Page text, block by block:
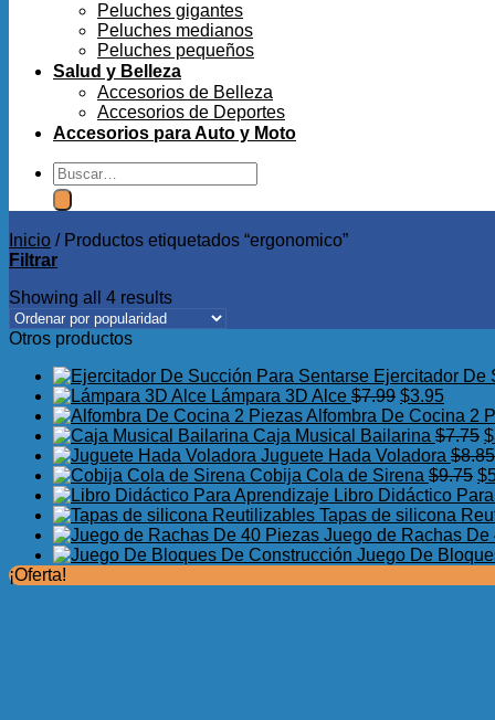
Peluches gigantes
Peluches medianos
Peluches pequeños
Salud y Belleza
Accesorios de Belleza
Accesorios de Deportes
Accesorios para Auto y Moto
Buscar
por:
Inicio /Productos etiquetados “ergonomico”
Filtrar
Showing all 4 results
Otros productos
Ejercitador De
Lámpara 3D Alce $7.99 El
precio
original
era:
$7.99.
$3.95El
precio
actual
es:
$3.95.
Alfombra De Cocina 2
Caja Musical Bailarina $7.75 $
Juguete Hada Voladora $8.85
Cobija Cola de Sirena $9.75 El
$
Libro Didáctico
Tapas de silicona
Juego de Rachas De
Juego De
¡Oferta!